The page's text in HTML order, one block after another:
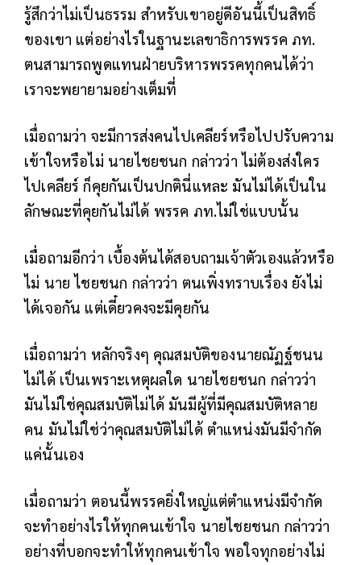
รู้สึกว่าไม่เป็นธรรม สำหรับเขาอยู่ดีอันนี้เป็นสิทธิ์
ของเขา แต่อย่างไรในฐานะเลขาธิการพรรค ภท.
ตนสามารถพูดแทนฝ่ายบริหารพรรคทุกคนได้ว่า
เราจะพยายามอย่างเต็มที่
เมื่อถามว่า จะมีการส่งคนไปเคลียร์หรือไปปรับความ
เข้าใจหรือไม่ นายไชยชนก กล่าวว่า ไม่ต้องส่งใคร
ไปเคลียร์ ก็คุยกันเป็นปกตินี่แหละ มันไม่ได้เป็นใน
ลักษณะที่คุยกันไม่ได้ พรรค ภท.ไม่ใช่แบบนั้น
เมื่อถามอีกว่า เบื้องต้นได้สอบถามเจ้าตัวเองแล้วหรือ
ไม่ นาย ไชยชนก กล่าวว่า ตนเพิ่งทราบเรื่อง ยังไม่
ได้เจอกัน แต่เดี๋ยวคงจะมีคุยกัน
เมื่อถามว่า หลักจริงๆ คุณสมบัติของนายณัฏฐ์ชนน
ไม่ได้ เป็นเพราะเหตุผลใด นายไชยชนก กล่าวว่า
มันไม่ใช่คุณสมบัติไม่ได้ มันมีผู้ที่มีคุณสมบัติหลาย
คน มันไม่ใช่ว่าคุณสมบัติไม่ได้ ตำแหน่งมันมีจำกัด
แค่นั้นเอง
เมื่อถามว่า ตอนนี้พรรคยิ่งใหญ่แต่ตำแหน่งมีจำกัด
จะทำอย่างไรให้ทุกคนเข้าใจ นายไชยชนก กล่าวว่า
อย่างที่บอกจะทำให้ทุกคนเข้าใจ พอใจทุกอย่างไม่